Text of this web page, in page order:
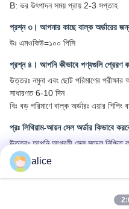
B: ভর উৎপাদন সময় প্রায় 2-3 সপ্তাহ
প্রশ্ন ৩। আপনার কাছে বাল্ক অর্ডারের
উঃ এমওকিউ=১০০ পিসি
প্রশ্ন ৪। আপনি কীভাবে পণ্যগুলি প্রেরণ
উত্তরঃ নমুনা এবং ছোট পরিমাণের পরীক্ষার
সাধারণত 6-10 দিন
বিঃ বড় পরিমাণে বাল্ক অর্ডারঃ এয়ার শিপিং
প্রঃ লিথিয়াম-আয়ন সেল অর্ডার কিভাবে
উত্তরঃ আপনি আগ্রহী সেল মডেল নিশ্চিত
বিঃ আমরা আপনার রেফারেন্সের জন্য সেল
C: আপনি উদ্ধৃতি নিশ্চিত করুন এবং
পাঠাতে হবে
D: ডিপোজিট বা সম্পূর্ণ অর্থ প্রদানের
alice